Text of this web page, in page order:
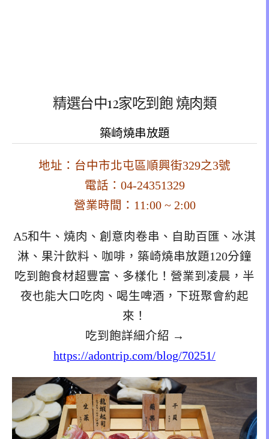
精選台中12家吃到飽 燒肉類
築崎燒串放題
地址：台中市北屯區順興街329之3號
電話：04-24351329
營業時間：11:00 ~ 2:00
A5和牛、燒肉、創意肉卷串、自助百匯、冰淇
淋、果汁飲料、咖啡，築崎燒串放題120分鐘
吃到飽食材超豐富、多樣化！營業到凌晨，半
夜也能大口吃肉、喝生啤酒，下班聚會約起
來！
吃到飽詳細介紹 →
https://adontrip.com/blog/70251/